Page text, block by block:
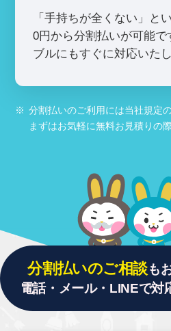
「手持ちが全くない」と
0円から分割払いが可能で
ブルにもすぐに対応いたし
※ 分割払いのご利用には当社規定
まずはお気軽に無料お見積りの
分割払いのご相談も
電話・メール・LINEで対